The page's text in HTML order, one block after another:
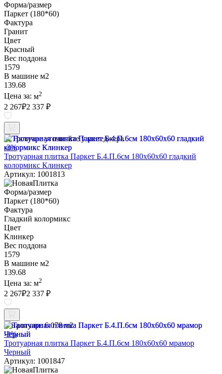
Форма/размер
Паркет (180*60)
Фактура
Гранит
Цвет
Красный
Вес поддона
1579
В машине м2
139.68
Цена за: м2
2 267₽2 337 ₽
Наличие уточняйте у менеджера
-3%
Тротуарная плитка Паркет Б.4.П.6см 180х60х60 гладкий
колормикс Клинкер
Артикул: 1001813
Форма/размер
Паркет (180*60)
Фактура
Гладкий колормикс
Цвет
Клинкер
Вес поддона
1579
В машине м2
139.68
Цена за: м2
2 267₽2 337 ₽
В наличии: 6.078 м2
-3%
Тротуарная плитка Паркет Б.4.П.6см 180х60х60 мрамор
Черный
Артикул: 1001847